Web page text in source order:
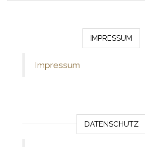
IMPRESSUM
Impressum
DATENSCHUTZ